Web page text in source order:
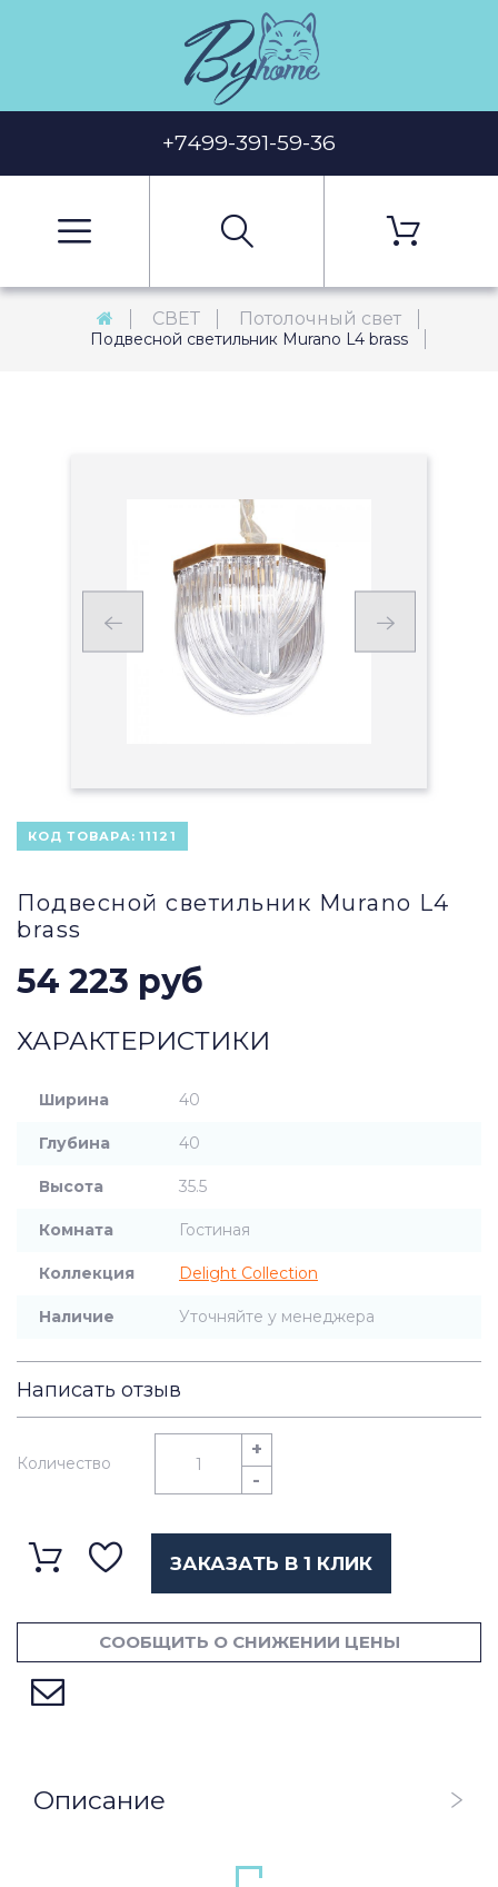
+7499-391-59-36
СВЕТ Потолочный свет
Подвесной светильник Murano L4 brass
КОД ТОВАРА: 11121
Подвесной светильник Murano L4
brass
54 223 руб
ХАРАКТЕРИСТИКИ
Ширина 40
Глубина 40
Высота 35.5
Комната Гостиная
Коллекция Delight Collection
Наличие Уточняйте у менеджера
Написать отзыв
Количество
+
-
ЗАКАЗАТЬ В 1 КЛИК
СООБЩИТЬ О СНИЖЕНИИ ЦЕНЫ
Описание